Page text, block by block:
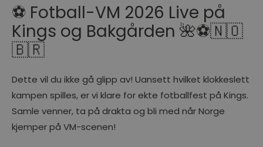
⚽ Fotball-VM 2026 Live på
Kings og Bakgården 🌺⚽🇳🇴
🇧🇷
Dette vil du ikke gå glipp av! Uansett hvilket klokkeslett
kampen spilles, er vi klare for ekte fotballfest på Kings.
Samle venner, ta på drakta og bli med når Norge
kjemper på VM-scenen!